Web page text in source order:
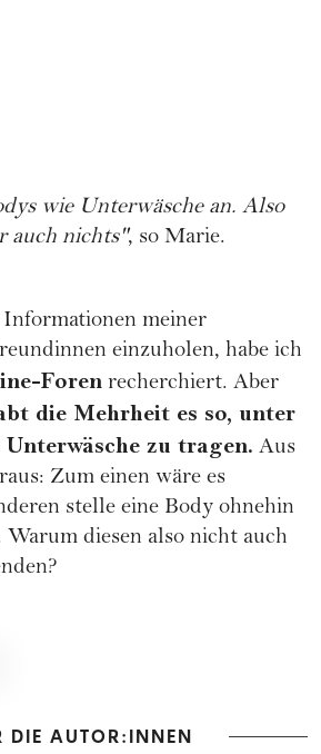
wie Unterwäsche an. Also
auch nichts", so Marie.
meiner
einzuholen, habe ich
Foren recherchiert. Aber
die Mehrheit es so, unter
Unterwäsche zu tragen. Aus
Zum einen wäre es
stelle eine Body ohnehin
Warum diesen also nicht auch
DIE AUTOR:INNEN